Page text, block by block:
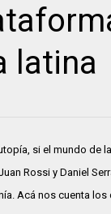
latina
si el mundo
Rossi y Daniel
Acá nos cuenta